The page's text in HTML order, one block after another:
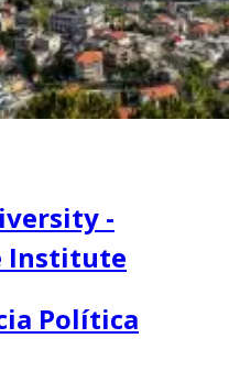
-
Institute
Política